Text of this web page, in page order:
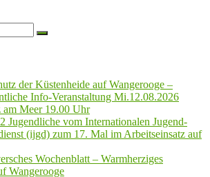
der Küstenheide auf Wangerooge –
Info-Veranstaltung Mi.12.08.2026
am Meer 19.00 Uhr
Jugendliche vom Internationalen Jugend-
(ijgd) zum 17. Mal im Arbeitseinsatz auf
Wochenblatt – Warmherziges
Wangerooge